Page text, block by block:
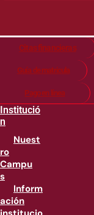
Citas financieras
Guía de matricula
Pago en línea
Institució
n
Nuest
ro
Campu
s
Inform
ación